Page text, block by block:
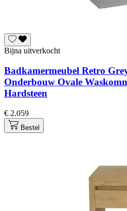
Bijna uitverkocht
Badkamermeubel Retro
Onderbouw Ovale
Hardsteen
€ 2.059
Bestel